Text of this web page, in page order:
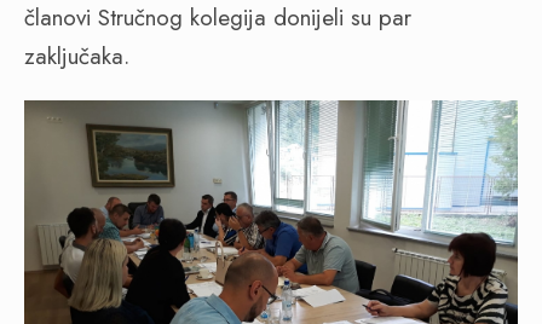
članovi Stručnog kolegija donijeli su par
zaključaka.